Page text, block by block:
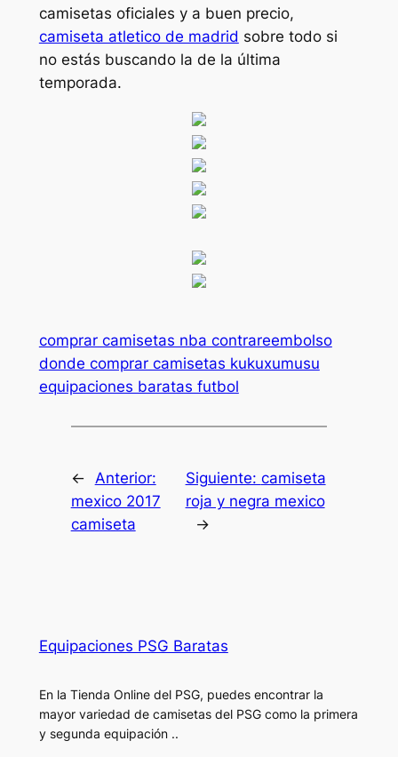
camisetas oficiales y a buen precio,
camiseta atletico de madrid sobre todo si
no estás buscando la de la última
temporada.
comprar camisetas nba contrareembolso
donde comprar camisetas kukuxumusu
equipaciones baratas futbol
← Anterior:
mexico 2017
camiseta
Siguiente: camiseta
roja y negra mexico
→
Equipaciones PSG Baratas
En la Tienda Online del PSG, puedes encontrar la
mayor variedad de camisetas del PSG como la primera
y segunda equipación ..